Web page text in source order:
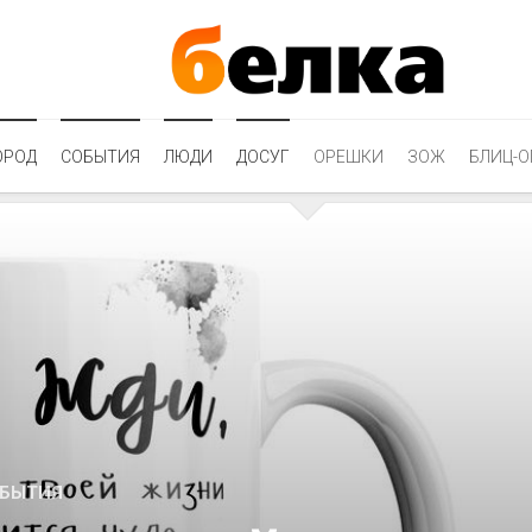
СОБЫТИЯ ЛЮДИ ДОСУГ ОРЕШКИ ЗОЖ БЛИЦ-